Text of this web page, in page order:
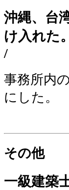
沖縄、台
け入れた
/
事務所内
にした。
その他
一級建築